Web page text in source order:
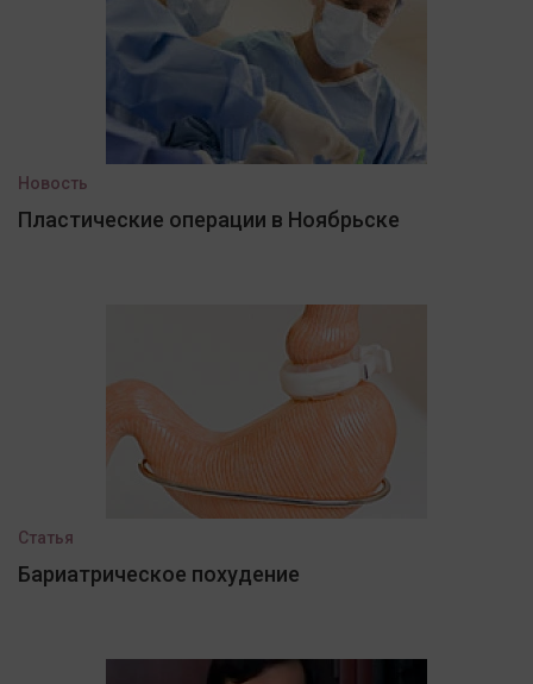
Новость
Пластические операции в Ноябрьске
Статья
Бариатрическое похудение